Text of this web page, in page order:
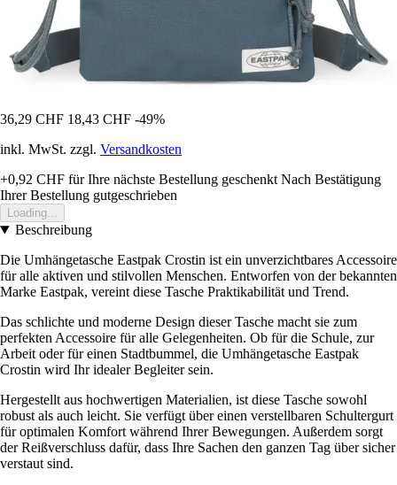
36,29 CHF 18,43 CHF -49%
inkl. MwSt. zzgl. Versandkosten
+0,92 CHF für Ihre nächste Bestellung geschenkt Nach Bestätigung
Ihrer Bestellung gutgeschrieben
Loading...
Beschreibung
Die Umhängetasche Eastpak Crostin ist ein unverzichtbares Accessoire
für alle aktiven und stilvollen Menschen. Entworfen von der bekannten
Marke Eastpak, vereint diese Tasche Praktikabilität und Trend.
Das schlichte und moderne Design dieser Tasche macht sie zum
perfekten Accessoire für alle Gelegenheiten. Ob für die Schule, zur
Arbeit oder für einen Stadtbummel, die Umhängetasche Eastpak
Crostin wird Ihr idealer Begleiter sein.
Hergestellt aus hochwertigen Materialien, ist diese Tasche sowohl
robust als auch leicht. Sie verfügt über einen verstellbaren Schultergurt
für optimalen Komfort während Ihrer Bewegungen. Außerdem sorgt
der Reißverschluss dafür, dass Ihre Sachen den ganzen Tag über sicher
verstaut sind.